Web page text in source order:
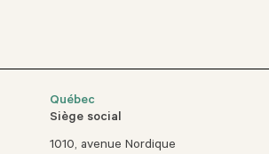
Québec
Siège social
1010, avenue Nordique